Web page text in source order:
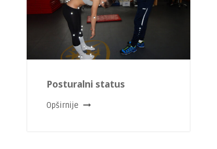
Posturalni status
Opširnije